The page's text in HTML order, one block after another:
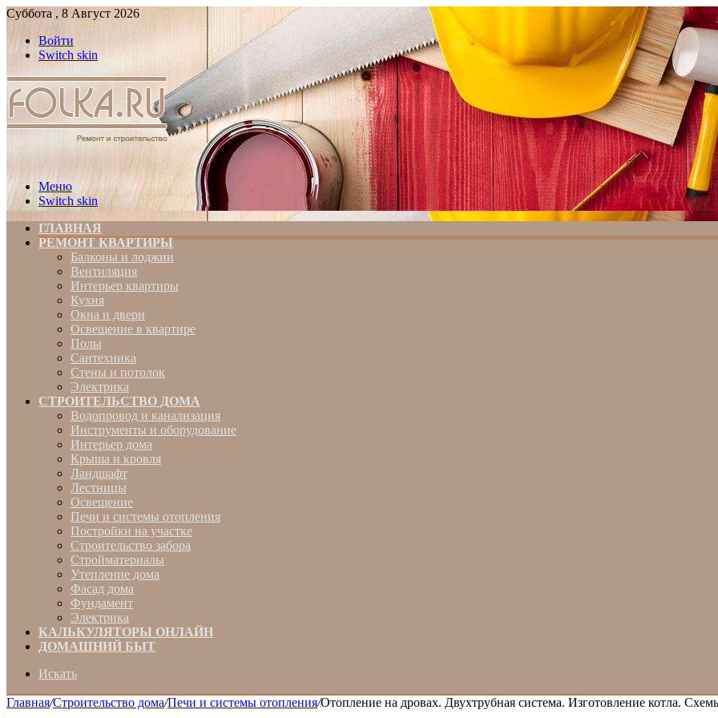
Суббота , 8 Август 2026
Войти
Switch skin
Меню
Switch skin
ГЛАВНАЯ
РЕМОНТ КВАРТИРЫ
Балконы и лоджии
Вентиляция
Интерьер квартиры
Кухня
Окна и двери
Освещение в квартире
Полы
Сантехника
Стены и потолок
Электрика
СТРОИТЕЛЬСТВО ДОМА
Водопровод и канализация
Инструменты и оборудование
Интерьер дома
Крыша и кровля
Ландшафт
Лестницы
Освещение
Печи и системы отопления
Постройки на участке
Строительство забора
Стройматериалы
Утепление дома
Фасад дома
Фундамент
Электрика
КАЛЬКУЛЯТОРЫ ОНЛАЙН
ДОМАШНИЙ БЫТ
Искать
Главная/Строительство дома/Печи и системы отопления/Отопление на дровах. Двухтрубная система. Изготовление котла.